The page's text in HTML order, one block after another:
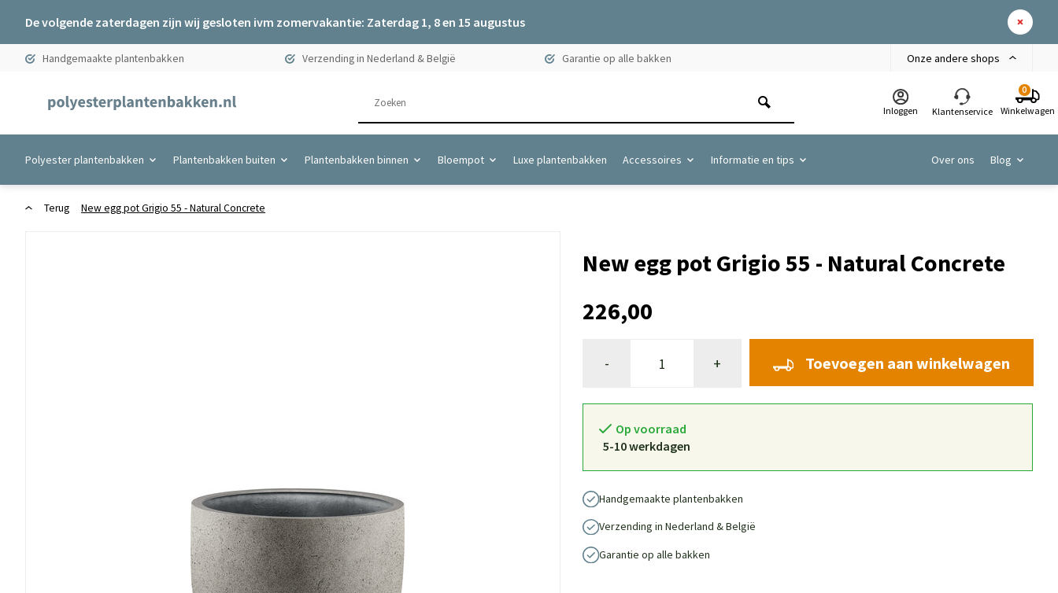
De volgende zaterdagen zijn wij gesloten ivm zomervakantie: Zaterdag 1, 8 en 15 augustus
Handgemaakte plantenbakken Verzending in Nederland & België Garantie op alle bakken Onze andere shops
Inloggen Klantenservice
0
Winkelwagen
Polyester plantenbakken Plantenbakken buiten Plantenbakken binnen Bloempot Luxe plantenbakken Accessoires Informatie en tips Over ons Blog
Terug New egg pot Grigio 55 - Natural Concrete
New egg pot Grigio 55 - Natural Concrete
226,00
- + Toevoegen aan winkelwagen
Op voorraad
5-10 werkdagen
Handgemaakte plantenbakken
Verzending in Nederland & België
Garantie op alle bakken